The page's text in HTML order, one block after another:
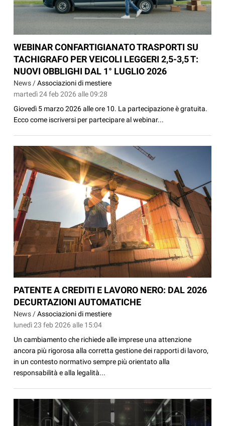
WEBINAR CONFARTIGIANATO TRASPORTI SU
TACHIGRAFO PER VEICOLI LEGGERI 2,5-3,5 T:
NUOVI OBBLIGHI DAL 1° LUGLIO 2026
News /Associazioni di mestiere
martedì 24 feb 2026 alle 09:28
Giovedì 5 marzo 2026 alle ore 10. La partecipazione è gratuita.
Ecco come iscriversi per partecipare al webinar...
PATENTE A CREDITI E LAVORO NERO: DAL 2026
DECURTAZIONI AUTOMATICHE
News /Associazioni di mestiere
lunedì 23 feb 2026 alle 15:04
Un cambiamento che richiede alle imprese una attenzione
ancora più rigorosa alla corretta gestione dei rapporti di lavoro,
in un contesto normativo sempre più orientato alla
responsabilità e alla legalità...